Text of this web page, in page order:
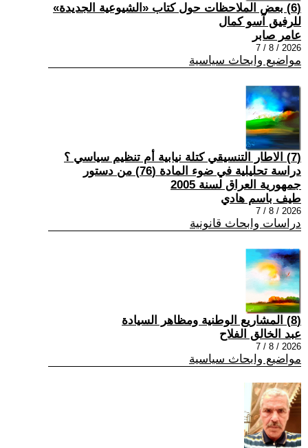
(6) بعض الملاحظات حول كتاب «الشيوعية الجديدة»
للرفيق آسو كمال
عامر صابر
2026 / 8 / 7
مواضيع وابحاث سياسية
(7) الاطار التنسيقي كتلة نيابية أم تنظيم سياسي ؟
دراسة تحليلية في ضوء المادة (76) من دستور
جمهورية العراق لسنة 2005
طيف باسم هادي
2026 / 8 / 7
دراسات وابحاث قانونية
(8) المشاريع الوطنية ومظاهر السيادة
عبد الخالق الفلاح
2026 / 8 / 7
مواضيع وابحاث سياسية